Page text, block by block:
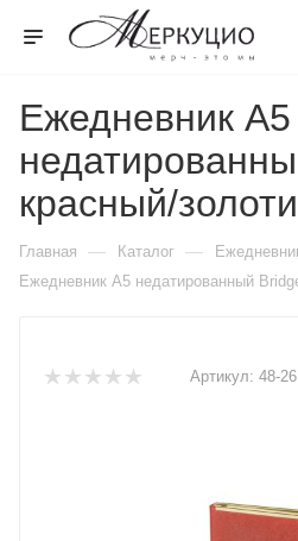
Ежедневник А5
красный/
Главная — Каталог —
Ежедневник А5 недатированный
Артикул: 48-